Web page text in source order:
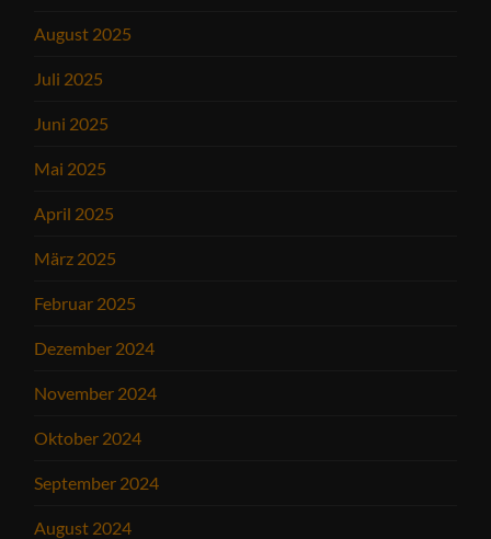
August 2025
Juli 2025
Juni 2025
Mai 2025
April 2025
März 2025
Februar 2025
Dezember 2024
November 2024
Oktober 2024
September 2024
August 2024